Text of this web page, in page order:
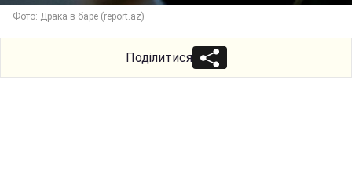
Фото: Драка в баре (report.az)
Поділитися